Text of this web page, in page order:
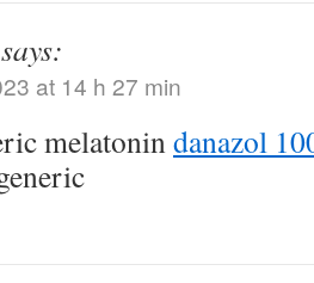
says:
at 14 h 27 min
melatonindanazol